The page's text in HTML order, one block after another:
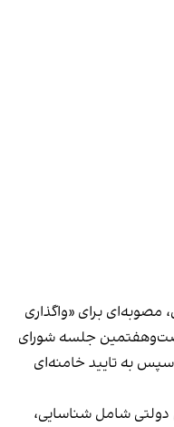
برای «واگذاری
جلسه شورای
به تایید خامنه‌ای
دولتی شامل شناسایی،